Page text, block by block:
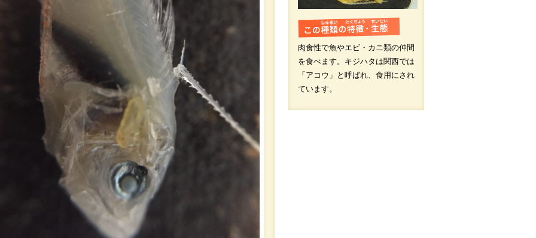
肉食性で魚やエビ・カニ類の仲間
を食べます。キジハタは関西では
「アコウ」と呼ばれ、食用にされ
ています。